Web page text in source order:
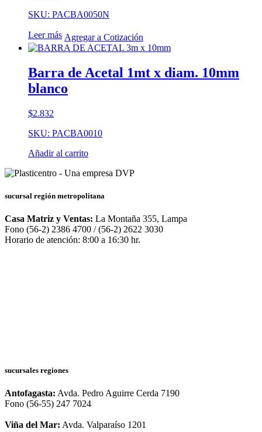
SKU: PACBA0050N
Leer más Agregar a Cotización
Barra de Acetal 1mt x diam. 10mm
blanco
$2.832
SKU: PACBA0010
Añadir al carrito
sucursal región metropolitana
Casa Matriz y Ventas: La Montaña 355, Lampa
Fono (56-2) 2386 4700 / (56-2) 2622 3030
Horario de atención: 8:00 a 16:30 hr.
sucursales regiones
Antofagasta: Avda. Pedro Aguirre Cerda 7190
Fono (56-55) 247 7024
Viña del Mar: Avda. Valparaíso 1201